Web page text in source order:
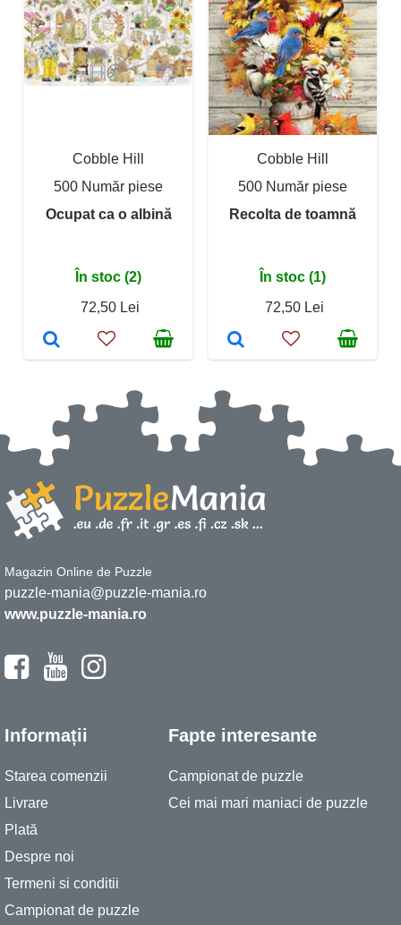
Cobble Hill
500 Număr piese
Ocupat ca o albină
În stoc (2)
72,50 Lei
Cobble Hill
500 Număr piese
Recolta de toamnă
În stoc (1)
72,50 Lei
Magazin Online de Puzzle
puzzle-mania@puzzle-mania.ro
www.puzzle-mania.ro
Informații
Starea comenzii
Livrare
Plată
Despre noi
Termeni si conditii
Campionat de puzzle
Fapte interesante
Campionat de puzzle
Cei mai mari maniaci de puzzle